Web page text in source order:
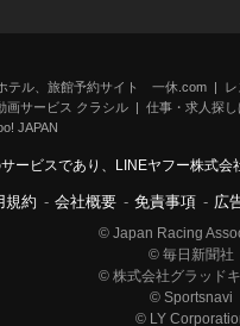
テル、旅館予約サイト 一休.com
画サービス クラシル 仕事・求人探し
JAPAN
ービスであり、LINEヤフー株式
規約 - 会社概要 - 免責事項 - 広
© Japan Racing
© 毎日新聞社
© 株式会社グラッド
© Sportsnavi
© LY